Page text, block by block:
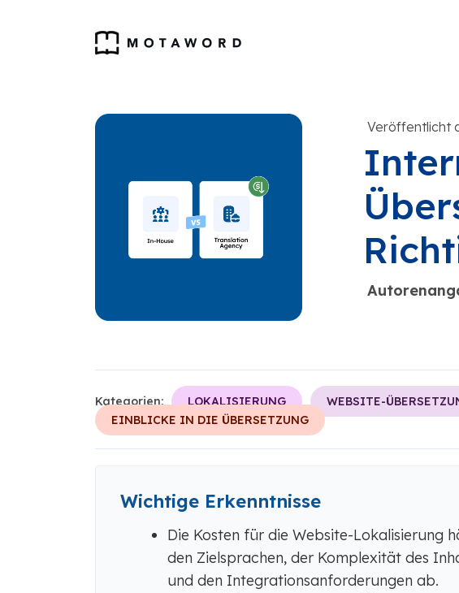
Veröffentlicht
Kategorien: LOKALISIERUNG WEBSITE-
EINBLICKE IN DIE ÜBERSETZUNG
Wichtige Erkenntnisse
Die Kosten für die Website-Lokalisierung
den Zielsprachen, der Komplexität des
und den Integrationsanforderungen ab.